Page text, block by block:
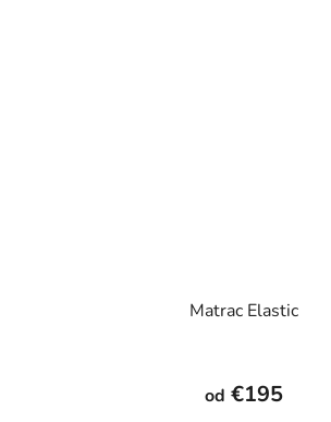
Matrac Elastic
hodnotenie
od €195